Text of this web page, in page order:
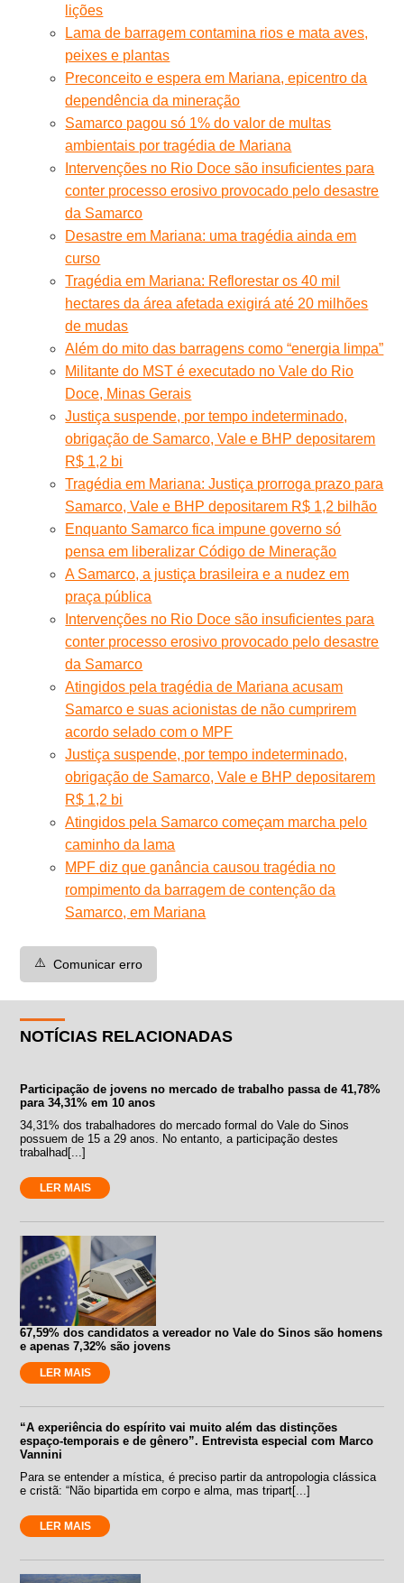
lições
Lama de barragem contamina rios e mata aves,
peixes e plantas
Preconceito e espera em Mariana, epicentro da
dependência da mineração
Samarco pagou só 1% do valor de multas
ambientais por tragédia de Mariana
Intervenções no Rio Doce são insuficientes para
conter processo erosivo provocado pelo desastre
da Samarco
Desastre em Mariana: uma tragédia ainda em
curso
Tragédia em Mariana: Reflorestar os 40 mil
hectares da área afetada exigirá até 20 milhões
de mudas
Além do mito das barragens como “energia limpa”
Militante do MST é executado no Vale do Rio
Doce, Minas Gerais
Justiça suspende, por tempo indeterminado,
obrigação de Samarco, Vale e BHP depositarem
R$ 1,2 bi
Tragédia em Mariana: Justiça prorroga prazo para
Samarco, Vale e BHP depositarem R$ 1,2 bilhão
Enquanto Samarco fica impune governo só
pensa em liberalizar Código de Mineração
A Samarco, a justiça brasileira e a nudez em
praça pública
Intervenções no Rio Doce são insuficientes para
conter processo erosivo provocado pelo desastre
da Samarco
Atingidos pela tragédia de Mariana acusam
Samarco e suas acionistas de não cumprirem
acordo selado com o MPF
Justiça suspende, por tempo indeterminado,
obrigação de Samarco, Vale e BHP depositarem
R$ 1,2 bi
Atingidos pela Samarco começam marcha pelo
caminho da lama
MPF diz que ganância causou tragédia no
rompimento da barragem de contenção da
Samarco, em Mariana
⚠️ Comunicar erro
NOTÍCIAS RELACIONADAS
Participação de jovens no mercado de trabalho passa de 41,78%
para 34,31% em 10 anos
34,31% dos trabalhadores do mercado formal do Vale do Sinos
possuem de 15 a 29 anos. No entanto, a participação destes
trabalhad[...]
LER MAIS
67,59% dos candidatos a vereador no Vale do Sinos são homens
e apenas 7,32% são jovens
LER MAIS
“A experiência do espírito vai muito além das distinções
espaço-temporais e de gênero”. Entrevista especial com Marco
Vannini
Para se entender a mística, é preciso partir da antropologia clássica
e cristã: “Não bipartida em corpo e alma, mas tripart[...]
LER MAIS